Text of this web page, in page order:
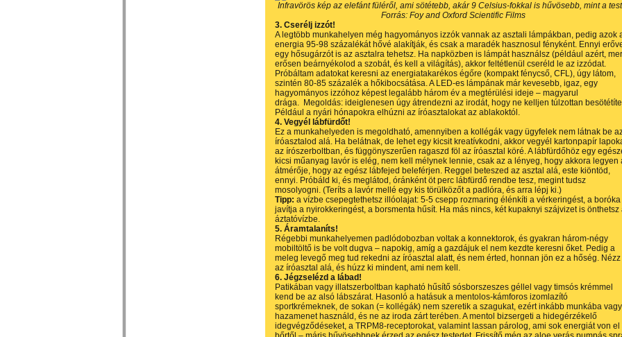
Infravörös kép az elefánt füléről, ami sötétebb, akár 9 Celsius-fokkal is hűvösebb, mint a
Forrás: Foy and Oxford Scientific Films
3. Cserélj izzót!
A legtöbb munkahelyen még hagyományos izzók vannak az asztali lámpákban, pedig azok
energia 95-98 százalékát hővé alakítják, és csak a maradék hasznosul fényként. Ennyi
egy hősugárzót is az asztalra tehetsz. Ha napközben is lámpát használsz (például azért,
erősen beárnyékolod a szobát, és kell a világítás), akkor feltétlenül cseréld le az izzódat.
Próbáltam adatokat keresni az energiatakarékos égőre (kompakt fénycső, CFL), úgy látom,
szintén 80-85 százalék a hőkibocsátása. A LED-es lámpának már kevesebb, igaz, egy
hagyományos izzóhoz képest legalább három év a megtérülési ideje – magyarul
drága. Megoldás: ideiglenesen úgy átrendezni az irodát, hogy ne kelljen túlzottan
Például a nyári hónapokra elhúzni az íróasztalokat az ablakoktól.
4. Vegyél lábfürdőt!
Ez a munkahelyeden is megoldható, amennyiben a kollégák vagy ügyfelek nem látnak be
íróasztalod alá. Ha belátnak, de lehet egy kicsit kreatívkodni, akkor vegyél kartonpapír
az írószerboltban, és függönyszerűen ragaszd föl az íróasztal köré. A lábfürdőhöz egy
kicsi műanyag lavór is elég, nem kell mélynek lennie, csak az a lényeg, hogy akkora legyen
átmérője, hogy az egész lábfejed beleférjen. Reggel beteszed az asztal alá, este kiöntöd,
ennyi. Próbáld ki, és meglátod, óránként öt perc lábfürdő rendbe tesz, megint tudsz
mosolyogni. (Teríts a lavór mellé egy kis törülközőt a padlóra, és arra lépj ki.)
Tipp: a vízbe csepegtethetsz illóolajat: 5-5 csepp rozmaring élénkíti a vérkeringést, a boróka
javítja a nyirokkeringést, a borsmenta hűsít. Ha más nincs, két kupaknyi szájvizet is önthetsz
áztatóvízbe.
5. Áramtalaníts!
Régebbi munkahelyemen padlódobozban voltak a konnektorok, és gyakran három-négy
mobiltöltő is be volt dugva – napokig, amíg a gazdájuk el nem kezdte keresni őket. Pedig a
meleg levegő meg tud rekedni az íróasztal alatt, és nem érted, honnan jön ez a hőség. Nézz
az íróasztal alá, és húzz ki mindent, ami nem kell.
6. Jégzselézd a lábad!
Patikában vagy illatszerboltban kapható hűsítő sósborszeszes géllel vagy timsós krémmel
kend be az alsó lábszárat. Hasonló a hatásuk a mentolos-kámforos izomlazító
sportkrémeknek, de sokan (= kollégák) nem szeretik a szagukat, ezért inkább munkába vagy
hazamenet használd, és ne az iroda zárt terében. Amentol bizsergeti a hidegérzékelő
idegvégződéseket, a TRPM8-receptorokat, valamint lassan párolog, ami sok energiát von el